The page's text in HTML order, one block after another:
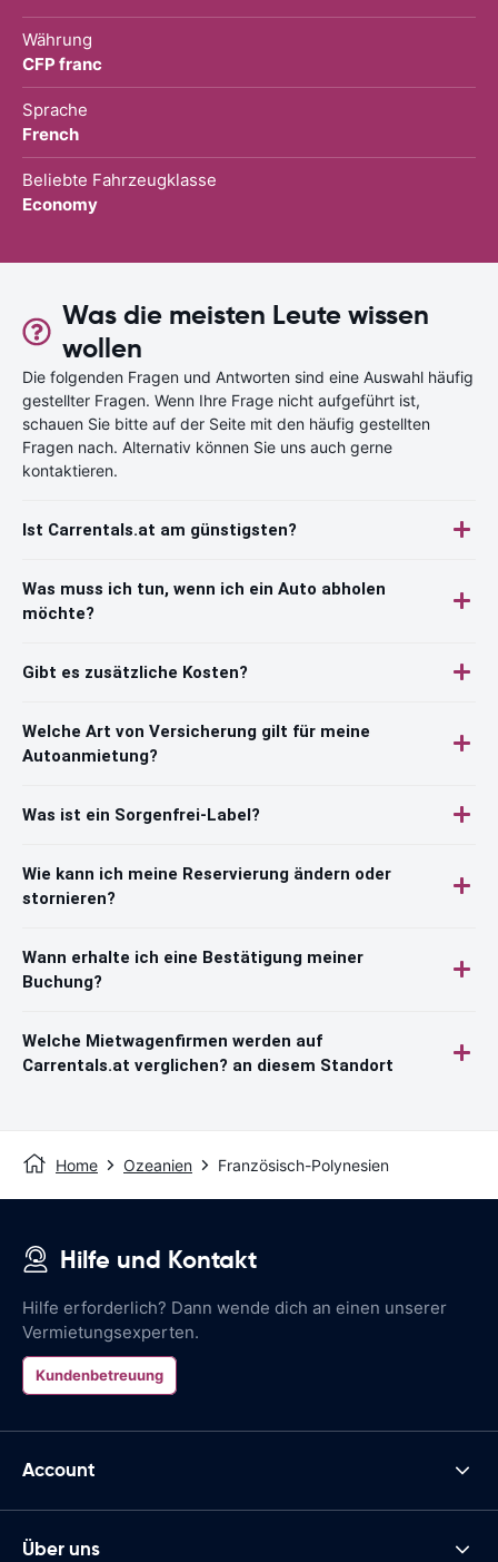
Währung
CFP franc
Sprache
French
Beliebte Fahrzeugklasse
Economy
Was die meisten Leute wissen
wollen
Die folgenden Fragen und Antworten sind eine Auswahl häufig
gestellter Fragen. Wenn Ihre Frage nicht aufgeführt ist,
schauen Sie bitte auf der Seite mit den häufig gestellten
Fragen nach. Alternativ können Sie uns auch gerne
kontaktieren.
Ist Carrentals.at am günstigsten?
Was muss ich tun, wenn ich ein Auto abholen
möchte?
Gibt es zusätzliche Kosten?
Welche Art von Versicherung gilt für meine
Autoanmietung?
Was ist ein Sorgenfrei-Label?
Wie kann ich meine Reservierung ändern oder
stornieren?
Wann erhalte ich eine Bestätigung meiner
Buchung?
Welche Mietwagenfirmen werden auf
Carrentals.at verglichen? an diesem Standort
Home Ozeanien Französisch-Polynesien
Hilfe und Kontakt
Hilfe erforderlich? Dann wende dich an einen unserer
Vermietungsexperten.
Kundenbetreuung
Account
Über uns